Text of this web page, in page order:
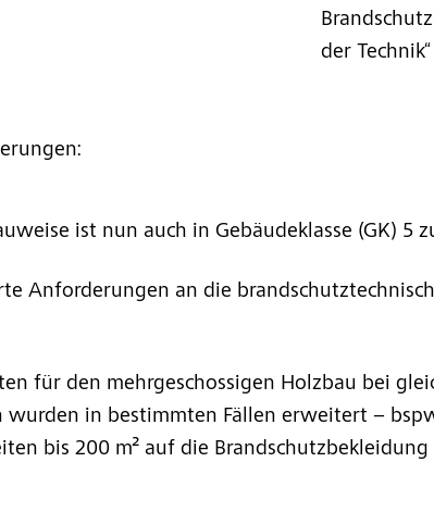
der
ist nun auch in Gebäudeklasse (GK) 5
Anforderungen an die
für den mehrgeschossigen Holzbau bei
wurden in bestimmten Fällen erweitert –
bis 200 m² auf die